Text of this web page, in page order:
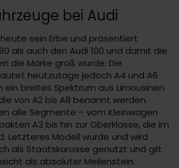
bei Audi
sein Erbe und präsentiert
als auch den Audi 100 und damit die
die Marke groß wurde. Die
heutzutage jedoch A4 und A6
ein breites Spektrum aus Limousinen
von A2 bis A8 benannt werden.
alle Segmente – vom Kleinwagen
A3 bis hin zur Oberklasse, die im
Letzteres Modell wurde und wird
als Staatskarosse genutzt und gilt
als absoluter Meilenstein.